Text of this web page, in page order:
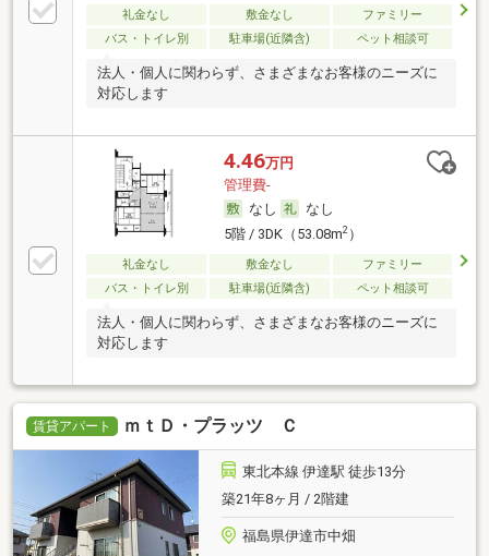
礼金なし 敷金なし
ファミリー
バス・トイレ別
駐車場(近隣含) ペット相談可
法人・個人に関わらず、さまざまなお客様のニーズに
対応します
4.46万円
管理費-
なし
なし
5階 / 3DK（53.08m2）
礼金なし 敷金なし
ファミリー
バス・トイレ別
駐車場(近隣含) ペット相談可
法人・個人に関わらず、さまざまなお客様のニーズに
対応します
賃貸アパート ｍｔＤ・プラッツ Ｃ
東北本線 伊達駅 徒歩13分
築21年8ヶ月 / 2階建
福島県伊達市中畑